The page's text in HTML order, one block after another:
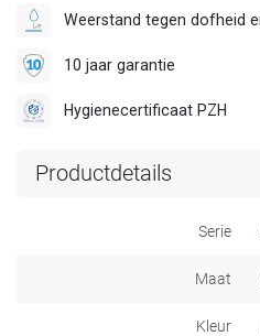
Weerstand tegen dofheid
10 jaar garantie
Hygienecertificaat PZH
Productdetails
Serie
Maat
Kleur